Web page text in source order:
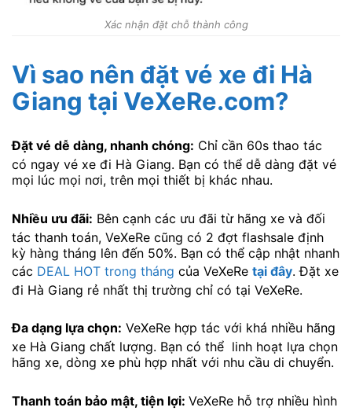
Xác nhận đặt chỗ thành công
Vì sao nên đặt vé xe đi Hà
Giang tại VeXeRe.com?
Đặt vé dễ dàng, nhanh chóng: Chỉ cần 60s thao tác
có ngay vé xe đi Hà Giang. Bạn có thể dễ dàng đặt vé
mọi lúc mọi nơi, trên mọi thiết bị khác nhau.
Nhiều ưu đãi: Bên cạnh các ưu đãi từ hãng xe và đối
tác thanh toán, VeXeRe cũng có 2 đợt flashsale định
kỳ hàng tháng lên đến 50%. Bạn có thể cập nhật nhanh
các DEAL HOT trong tháng của VeXeRe tại đây. Đặt xe
đi Hà Giang rẻ nhất thị trường chỉ có tại VeXeRe.
Đa dạng lựa chọn: VeXeRe hợp tác với khá nhiều hãng
xe Hà Giang chất lượng. Bạn có thể linh hoạt lựa chọn
hãng xe, dòng xe phù hợp nhất với nhu cầu di chuyển.
Thanh toán bảo mật, tiện lợi: VeXeRe hỗ trợ nhiều hình